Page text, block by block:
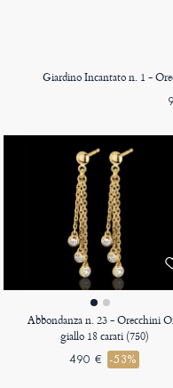
Abbondanza n. 23 - Orecchini
giallo 18 carati (750)
490 € -53%